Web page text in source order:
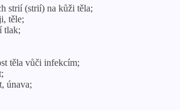
strií (strií) na kůži těla;
těle;
tlak;
těla vůči infekcím;
únava;